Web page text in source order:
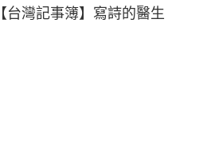
【台灣記事簿】寫詩的醫生